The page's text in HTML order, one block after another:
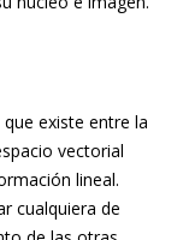
existe entre la
vectorial
lineal.
cualquiera de